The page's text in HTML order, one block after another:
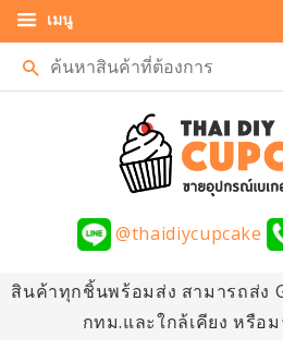
เมนู
ค้นหา
@thaidiycupcake
สินค้าทุกชิ้นพร้อมส่ง สามารถส่ง
กทม.และใกล้เคียง หรือ